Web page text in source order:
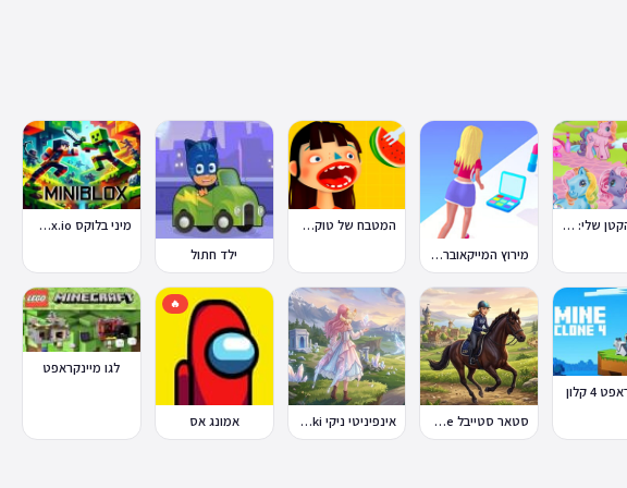
הפוני הקטן שלי: מסיבה בכפר
מירוץ המייקאובר Makeover Run
המטבח של טוקה בוקה
ילד חתול
מיני בלוקס Miniblox.io
4 קלון
סטאר סטייבל Star Stable Online
אינפיניטי ניקי Infinity Nikki
🔥
אמונג אס
לגו מיינקראפט